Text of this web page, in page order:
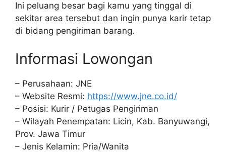
Ini peluang besar bagi kamu yang tinggal di
sekitar area tersebut dan ingin punya karir tetap
di bidang pengiriman barang.
Informasi Lowongan
– Perusahaan: JNE
– Website Resmi: https://www.jne.co.id/
– Posisi: Kurir / Petugas Pengiriman
– Wilayah Penempatan: Licin, Kab. Banyuwangi,
Prov. Jawa Timur
– Jenis Kelamin: Pria/Wanita